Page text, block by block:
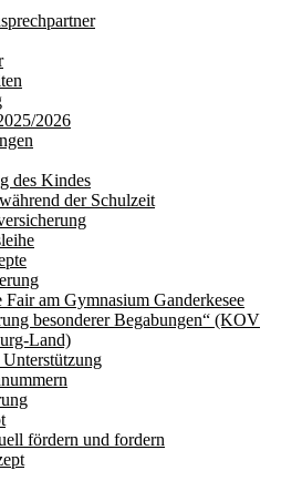
2026
des Kindes
der Schulzeit
Fair am Gymnasium Ganderkesee
besonderer Begabungen“ (KOV
Land)
fördern und fordern